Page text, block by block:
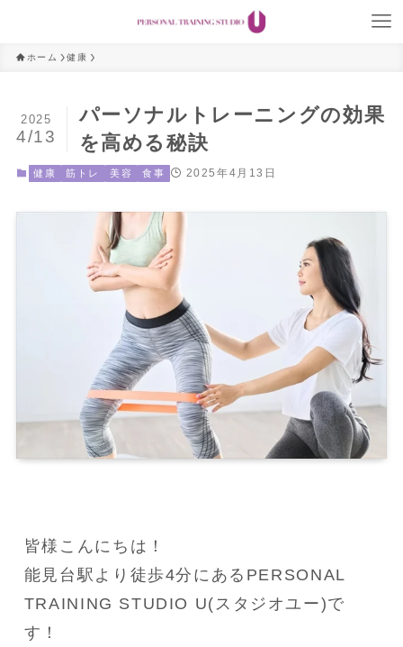
ホーム 健康
パーソナルトレーニングの効果
を高める秘訣
2025
4/13
健康 筋トレ 美容 食事 2025年4月13日
皆様こんにちは！
能見台駅より徒歩4分にあるPERSONAL
TRAINING STUDIO U(スタジオユー)で
す！